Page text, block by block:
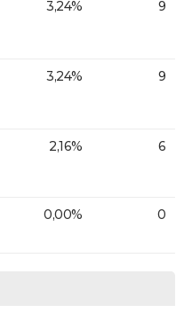
3,24% 9
3,24% 9
2,16% 6
0,00% 0